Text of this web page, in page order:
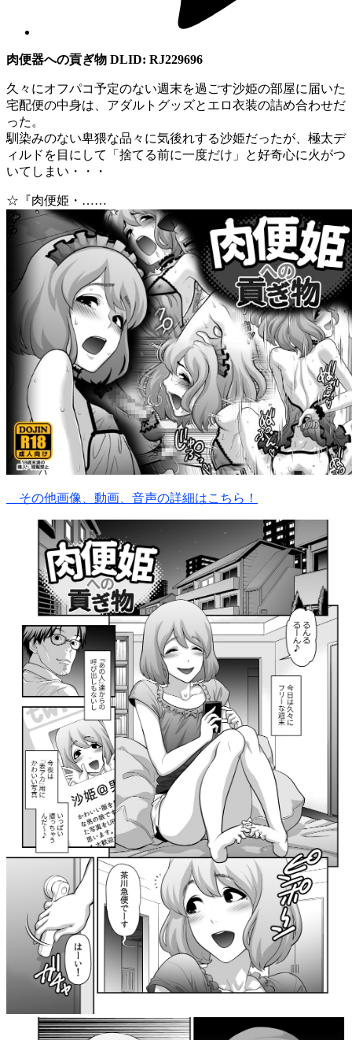
肉便器への貢ぎ物 DLID: RJ229696
久々にオフパコ予定のない週末を過ごす沙姫の部屋に届いた
宅配便の中身は、アダルトグッズとエロ衣装の詰め合わせだ
った。
馴染みのない卑猥な品々に気後れする沙姫だったが、極太デ
ィルドを目にして「捨てる前に一度だけ」と好奇心に火がつ
いてしまい・・・
☆『肉便姫・……
その他画像、動画、音声の詳細はこちら！